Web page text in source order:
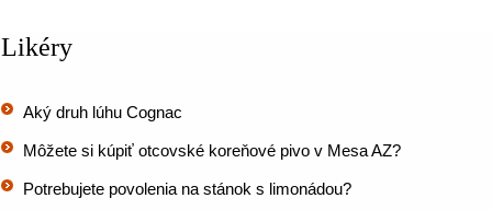
Likéry
Aký druh lúhu Cognac
Môžete si kúpiť otcovské koreňové pivo v Mesa AZ?
Potrebujete povolenia na stánok s limonádou?